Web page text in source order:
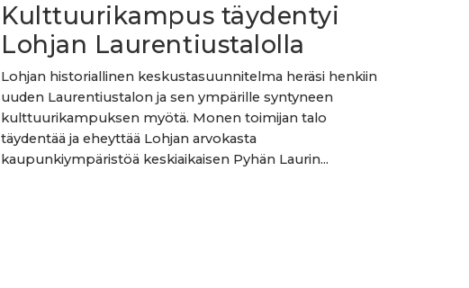
Kulttuurikampus täydentyi
Lohjan Laurentiustalolla
Lohjan historiallinen keskustasuunnitelma heräsi henkiin
uuden Laurentiustalon ja sen ympärille syntyneen
kulttuurikampuksen myötä. Monen toimijan talo
täydentää ja eheyttää Lohjan arvokasta
kaupunkiympäristöä keskiaikaisen Pyhän Laurin...